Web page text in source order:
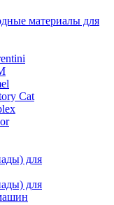
материалы для
Cat
для
для